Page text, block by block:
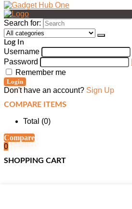
Search for:
Log In
Username
Password
Remember me
Login
Don't have an account? Sign Up
COMPARE ITEMS
Total (0)
Compare
0
SHOPPING CART